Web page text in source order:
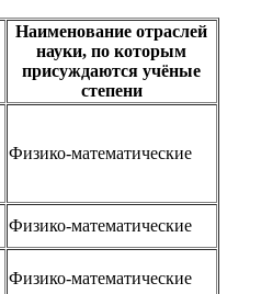
Наименование отраслей
науки, по которым
присуждаются учёные
степени
Физико-математические
Физико-математические
Физико-математические